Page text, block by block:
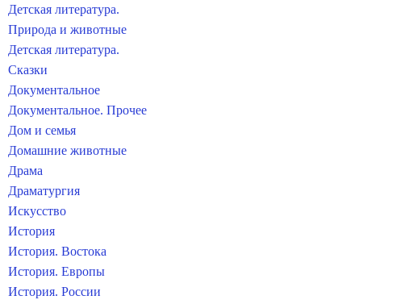
Детская литература.
Природа и животные
Детская литература.
Сказки
Документальное
Документальное. Прочее
Дом и семья
Домашние животные
Драма
Драматургия
Искусство
История
История. Востока
История. Европы
История. России